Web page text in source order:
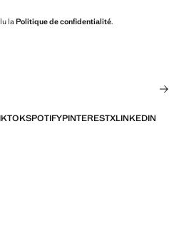
la Politique de confidentialité.
SPOTIFYPINTERESTXLINKEDIN